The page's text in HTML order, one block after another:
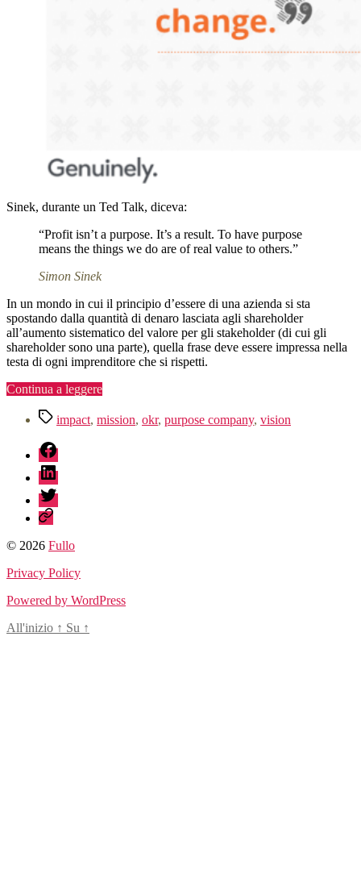
Sinek, durante un Ted Talk, diceva:
“Profit isn’t a purpose. It’s a result. To have purpose
means the things we do are of real value to others.”
Simon Sinek
In un mondo in cui il principio d’essere di una azienda si sta
spostando dalla quantità di denaro lasciata agli shareholder
all’aumento sistematico del valore per gli stakeholder (di cui gli
shareholder sono una parte), quella frase deve essere impressa nella
testa di ogni imprenditore che si rispetti.
Continua a leggere“Purpose
company,
Tagimpact, mission, okr, purpose company, vision
fb
linkedin
twitter
sessionize
© 2026 Fullo
Privacy Policy
Powered by WordPress
All'inizio ↑ Su ↑